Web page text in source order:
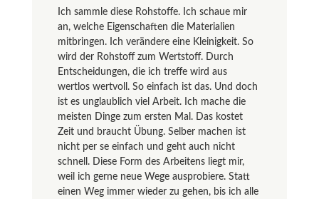
Ich sammle diese Rohstoffe. Ich schaue mir
an, welche Eigenschaften die Materialien
mitbringen. Ich verändere eine Kleinigkeit. So
wird der Rohstoff zum Wertstoff. Durch
Entscheidungen, die ich treffe wird aus
wertlos wertvoll. So einfach ist das. Und doch
ist es unglaublich viel Arbeit. Ich mache die
meisten Dinge zum ersten Mal. Das kostet
Zeit und braucht Übung. Selber machen ist
nicht per se einfach und geht auch nicht
schnell. Diese Form des Arbeitens liegt mir,
weil ich gerne neue Wege ausprobiere. Statt
einen Weg immer wieder zu gehen, bis ich alle